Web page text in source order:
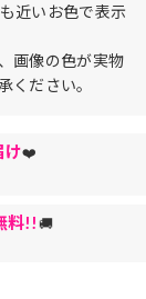
近いお色で表示
画像の色が実物
ください。
け❤️
料!!🚚